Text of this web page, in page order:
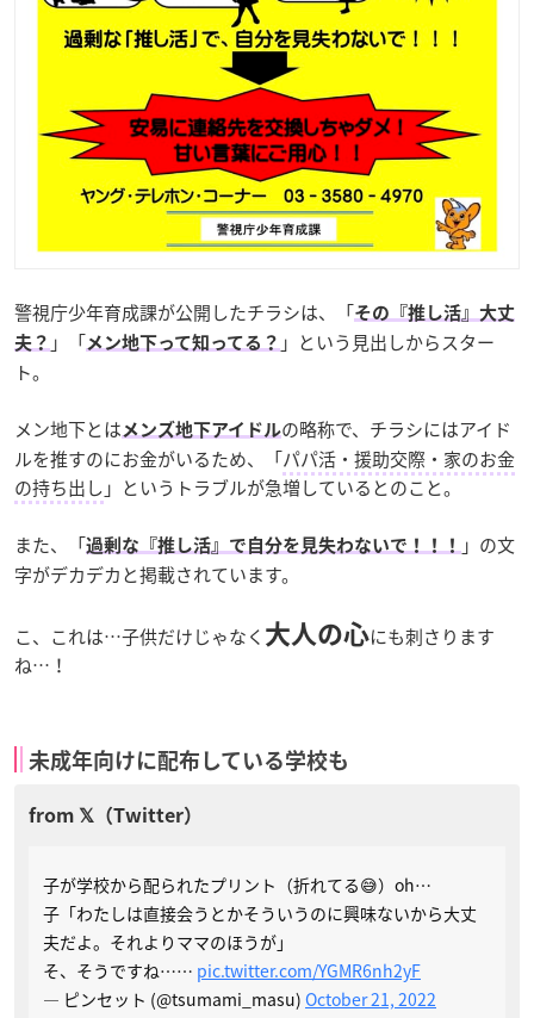
警視庁少年育成課が公開したチラシは、「その『推し活』大丈
夫？ 」「メン地下って知ってる？ 」という見出しからスター
ト。
メン地下とは メンズ地下アイドルの略称で、チラシにはアイド
ルを推すのにお金がいるため、「パパ活・援助交際・家のお金
の持ち出し 」というトラブルが急増しているとのこと。
また、「過剰な『推し活』で自分を見失わないで！！！
」の文
字がデカデカと掲載されています。
こ、これは…子供だけじゃなく 大人の心にも刺さります
ね…！
未成年向けに配布している学校も
子が学校から配られたプリント（折れてる😅）oh…
子「わたしは直接会うとかそういうのに興味ないから大丈
夫だよ。それよりママのほうが」
そ、そうですね…… pic.twitter.com/YGMR6nh2yF
— ピンセット (@tsumami_masu) October 21, 2022